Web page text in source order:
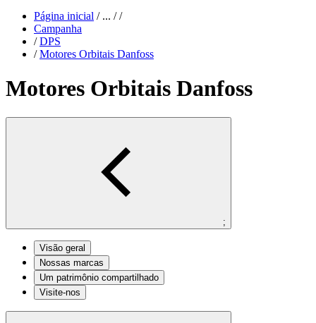
Página inicial /... / /
Campanha
/ DPS
/ Motores Orbitais Danfoss
Motores Orbitais Danfoss
;
Visão geral
Nossas marcas
Um patrimônio compartilhado
Visite-nos